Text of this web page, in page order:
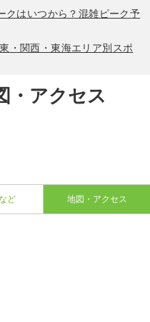
クはいつから？混雑ピーク予
・関西・東海エリア別スポ
・アクセス
ど 地図・アクセス